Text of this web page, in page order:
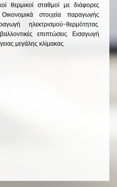
θερμικοί σταθμοί με διάφορες
στοιχεία παραγωγής
ηλεκτρισμού-θερμότητας.
επιπτώσεις. Εισαγωγή
μεγάλης κλίμακας.